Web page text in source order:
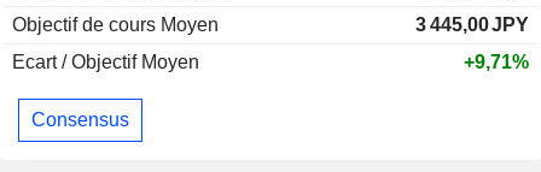
Objectif de cours Moyen
3 445,00JPY
Ecart / Objectif Moyen
+9,71%
Consensus